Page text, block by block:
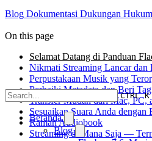
Blog Dokumentasi Dukungan Hukum
CTRL K
Beranda
Blog
On this page
Selamat Datang di Panduan
Nikmati Streaming Lancar dan
Perpustakaan Musik yang
Perbaiki Metadata dan Beri
Transfer Mudah dari Mac, PC,
Sesuaikan Suara Anda dengan
Ramah Audiobook
Streaming di Mana Saja —